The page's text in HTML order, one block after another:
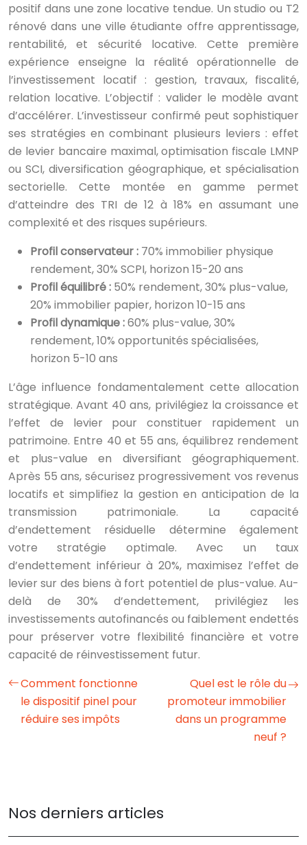
positif dans une zone locative tendue. Un studio ou T2
rénové dans une ville étudiante offre apprentissage,
rentabilité, et sécurité locative. Cette première
expérience enseigne la réalité opérationnelle de
l’investissement locatif : gestion, travaux, fiscalité,
relation locative. L’objectif : valider le modèle avant
d’accélérer. L’investisseur confirmé peut sophistiquer
ses stratégies en combinant plusieurs leviers : effet
de levier bancaire maximal, optimisation fiscale LMNP
ou SCI, diversification géographique, et spécialisation
sectorielle. Cette montée en gamme permet
d’atteindre des TRI de 12 à 18% en assumant une
complexité et des risques supérieurs.
Profil conservateur : 70% immobilier physique
rendement, 30% SCPI, horizon 15-20 ans
Profil équilibré : 50% rendement, 30% plus-value,
20% immobilier papier, horizon 10-15 ans
Profil dynamique :60% plus-value, 30%
rendement, 10% opportunités spécialisées,
horizon 5-10 ans
L’âge influence fondamentalement cette allocation
stratégique. Avant 40 ans, privilégiez la croissance et
l’effet de levier pour constituer rapidement un
patrimoine. Entre 40 et 55 ans, équilibrez rendement
et plus-value en diversifiant géographiquement.
Après 55 ans, sécurisez progressivement vos revenus
locatifs et simplifiez la gestion en anticipation de la
transmission patrimoniale. La capacité
d’endettement résiduelle détermine également
votre stratégie optimale. Avec un taux
d’endettement inférieur à 20%, maximisez l’effet de
levier sur des biens à fort potentiel de plus-value. Au-
delà de 30% d’endettement, privilégiez les
investissements autofinancés ou faiblement endettés
pour préserver votre flexibilité financière et votre
capacité de réinvestissement futur.
Comment fonctionne
le dispositif pinel pour
réduire ses impôts
Quel est le rôle du
promoteur immobilier
dans un programme
neuf ?
Nos derniers articles